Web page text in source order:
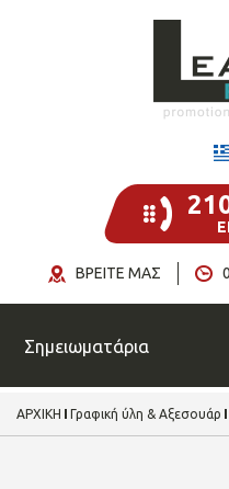
ΒΡΕΙΤΕ ΜΑΣ
Σημειωματάρια
ΑΡΧΙΚΗ Γραφική ύλη & Αξεσουάρ